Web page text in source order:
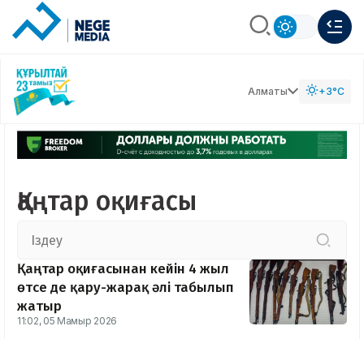
Алматы +3°C
Қаңтар оқиғасы
Қаңтар оқиғасынан кейін 4 жыл
өтсе де қару-жарақ әлі табылып
жатыр
11:02, 05 Мамыр 2026